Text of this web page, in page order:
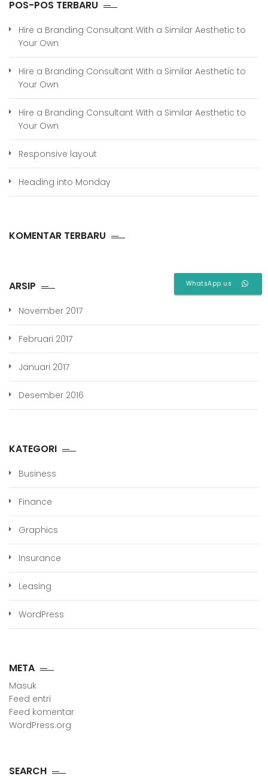
POS-POS TERBARU
Hire a Branding Consultant With a Similar Aesthetic to
Your Own
Hire a Branding Consultant With a Similar Aesthetic to
Your Own
Hire a Branding Consultant With a Similar Aesthetic to
Your Own
Responsive layout
Heading into Monday
KOMENTAR TERBARU
ARSIP
November 2017
Februari 2017
Januari 2017
Desember 2016
KATEGORI
Business
Finance
Graphics
Insurance
Leasing
WordPress
META
Masuk
Feed entri
Feed komentar
WordPress.org
SEARCH
WhatsApp us